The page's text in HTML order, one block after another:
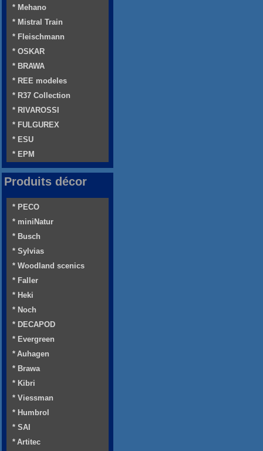
* Mehano
* Mistral Train
* Fleischmann
* OSKAR
* BRAWA
* REE modeles
* R37 Collection
* RIVAROSSI
* FULGUREX
* ESU
* EPM
Produits décor
* PECO
* miniNatur
* Busch
* Sylvias
* Woodland scenics
* Faller
* Heki
* Noch
* DECAPOD
* Evergreen
* Auhagen
* Brawa
* Kibri
* Viessman
* Humbrol
* SAI
* Artitec